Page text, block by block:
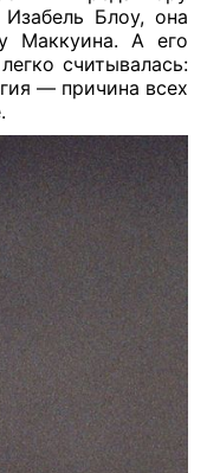
Блоу, она
Маккуина. А его
считывалась:
— причина всех